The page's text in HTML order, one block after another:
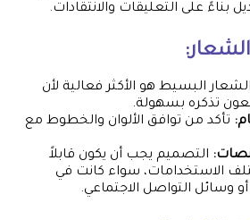
بناءً على التعليقات والانتقادات.
الشعار البسيط هو الأكثر فعالية لأن
تذكره بسهولة.
تأكد من توافق الألوان والخطوط مع
التصميم يجب أن يكون قابلاً
الاستخدامات، سواء كانت في
وسائل التواصل الاجتماعي.